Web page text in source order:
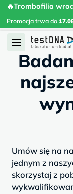
Skip
content
🔥Trombofilia
Promocja trwa do
🔥Trombofilia
Open
Menu
Umów się na
jednym z
skorzystaj z